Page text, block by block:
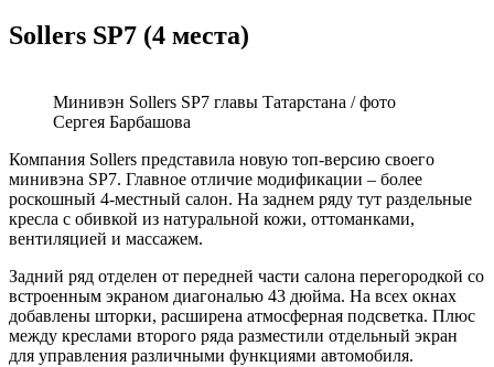
Sollers SP7 (4 места)
Минивэн Sollers SP7 главы Татарстана / фото
Сергея Барбашова
Компания Sollers представила новую топ-версию своего
минивэна SP7. Главное отличие модификации – более
роскошный 4-местный салон. На заднем ряду тут раздельные
кресла с обивкой из натуральной кожи, оттоманками,
вентиляцией и массажем.
Задний ряд отделен от передней части салона перегородкой со
встроенным экраном диагональю 43 дюйма. На всех окнах
добавлены шторки, расширена атмосферная подсветка. Плюс
между креслами второго ряда разместили отдельный экран
для управления различными функциями автомобиля.